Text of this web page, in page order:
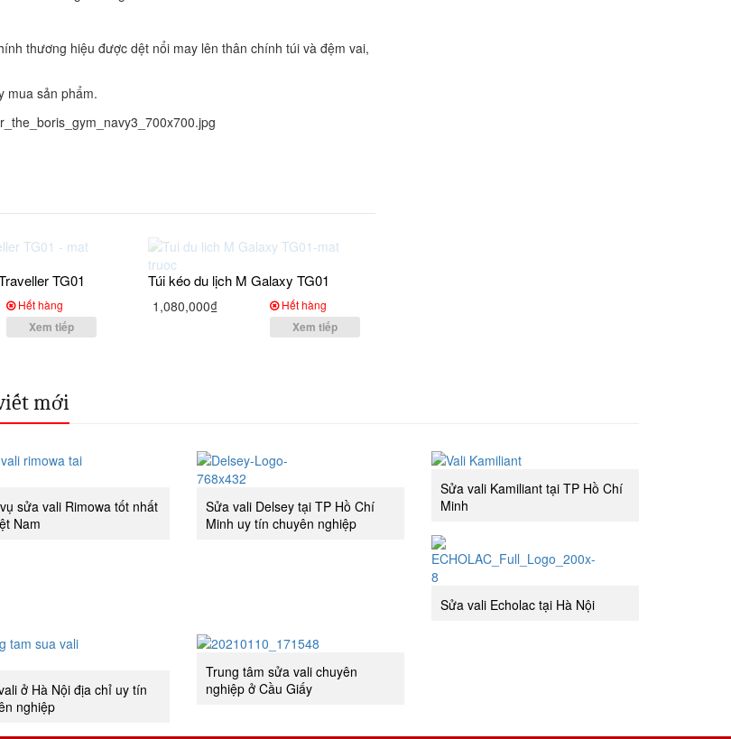
thương hiệu được dệt nổi may lên thân chính túi và đệm vai,
mua sản phẩm.
TG01
Hết hàng
Xem tiếp
Túi kéo du lịch M Galaxy TG01
1,080,000₫ Hết hàng
Xem tiếp
mới
sửa vali Rimowa tốt nhất
Nam
Sửa vali Delsey tại TP Hồ Chí
Minh uy tín chuyên nghiệp
Sửa vali Kamiliant tại TP Hồ Chí
Minh
Sửa vali Echolac tại Hà Nội
ở Hà Nội địa chỉ uy tín
nghiệp
Trung tâm sửa vali chuyên
nghiệp ở Cầu Giấy